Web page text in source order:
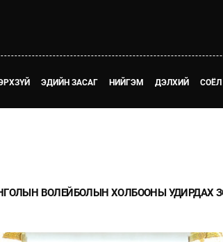
ЭДИЙН ЗАСАГ НИЙГЭМ ДЭЛХИЙ СОЁЛ
ВОЛЕЙБОЛЫН ХОЛБООНЫ УДИРДАХ